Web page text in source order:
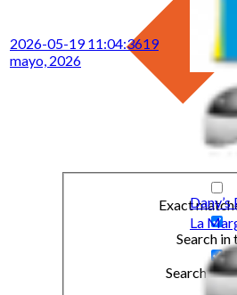
Exact
Search in
Search in
2026-05-19 11:04:3619
mayo, 2026
Dany’s
La